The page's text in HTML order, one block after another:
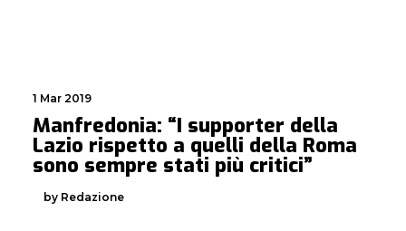
1 Mar 2019
Manfredonia: “I supporter della
Lazio rispetto a quelli della Roma
sono sempre stati più critici”
by Redazione